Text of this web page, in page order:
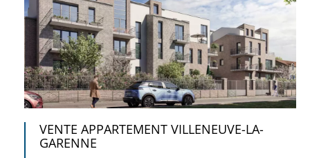
VENTE APPARTEMENT VILLENEUVE-LA-
GARENNE